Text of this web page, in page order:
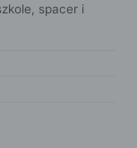
spacer i